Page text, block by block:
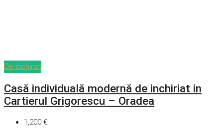
De închiriat
Casă individuală modernă de inchiriat in
Cartierul Grigorescu – Oradea
1,200 €